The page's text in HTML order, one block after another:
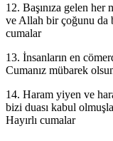
12. Başınıza gelen
ve Allah bir çoğunu da
cumalar
13. İnsanların en
Cumanız mübarek
14. Haram yiyen ve
bizi duası kabul
Hayırlı cumalar